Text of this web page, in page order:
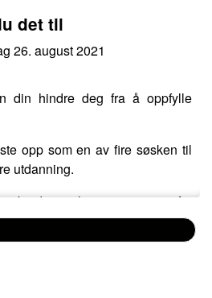
det til
26. august 2021
din hindre deg fra å oppfylle
opp som en av fire søsken til
utdanning.
arbeidsmoral som motivasjon for
og advokat.